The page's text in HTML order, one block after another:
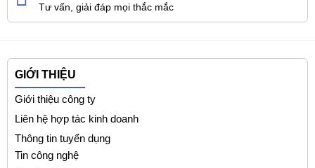
Tư vấn, giải đáp mọi thắc mắc
GIỚI THIỆU
Giới thiệu công ty
Liên hệ hợp tác kinh doanh
Thông tin tuyển dụng
Tin công nghệ